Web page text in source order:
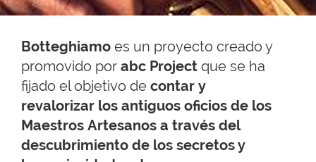
Botteghiamo es un proyecto creado y
promovido por abc Project que se ha
fijado el objetivo de contar y
revalorizar los antiguos oficios de los
Maestros Artesanos a través del
descubrimiento de los secretos y